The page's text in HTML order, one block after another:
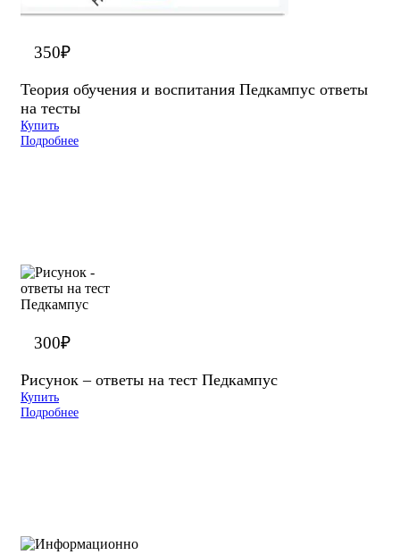
350₽
Теория обучения и воспитания Педкампус ответы
на тесты
Купить
Подробнее
300₽
Рисунок – ответы на тест Педкампус
Купить
Подробнее